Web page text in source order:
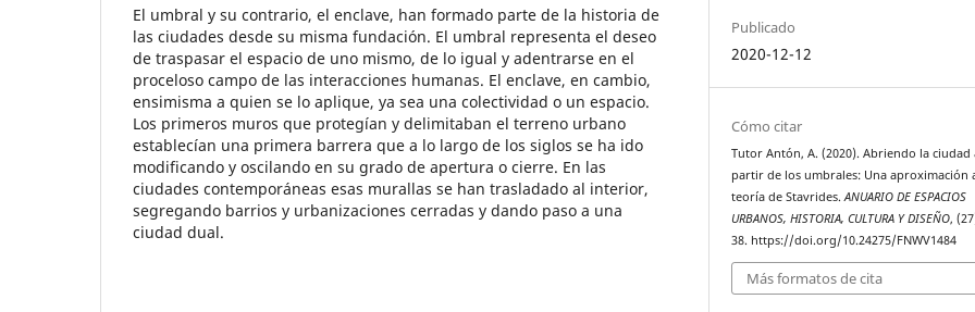
El umbral y su contrario, el enclave, han formado parte de la historia de
las ciudades desde su misma fundación. El umbral representa el deseo
de traspasar el espacio de uno mismo, de lo igual y adentrarse en el
proceloso campo de las interacciones humanas. El enclave, en cambio,
ensimisma a quien se lo aplique, ya sea una colectividad o un espacio.
Los primeros muros que protegían y delimitaban el terreno urbano
establecían una primera barrera que a lo largo de los siglos se ha ido
modificando y oscilando en su grado de apertura o cierre. En las
ciudades contemporáneas esas murallas se han trasladado al interior,
segregando barrios y urbanizaciones cerradas y dando paso a una
ciudad dual.
Publicado
2020-12-12
Cómo citar
Tutor Antón, A. (2020). Abriendo la ciudad
partir de los umbrales: Una aproximación
teoría de Stavrides.ANUARIO DE ESPACIOS
URBANOS, HISTORIA, CULTURA Y DISEÑO,
38. https://doi.org/10.24275/FNWV1484
Más formatos de cita